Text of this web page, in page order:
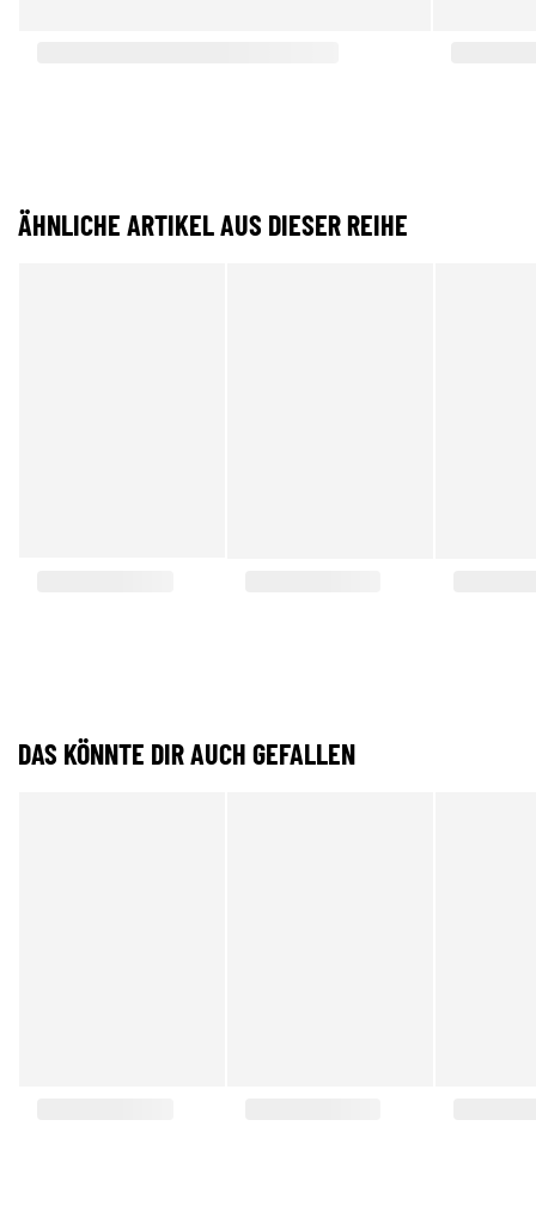
ÄHNLICHE ARTIKEL AUS DIESER REIHE
DAS KÖNNTE DIR AUCH GEFALLEN